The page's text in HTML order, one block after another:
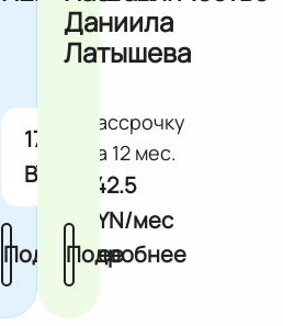
1710.0
BYN
рассрочку
на 12 мес.
142.5
BYN/мес
Подробнее
Даниила
Латышева
Подробнее